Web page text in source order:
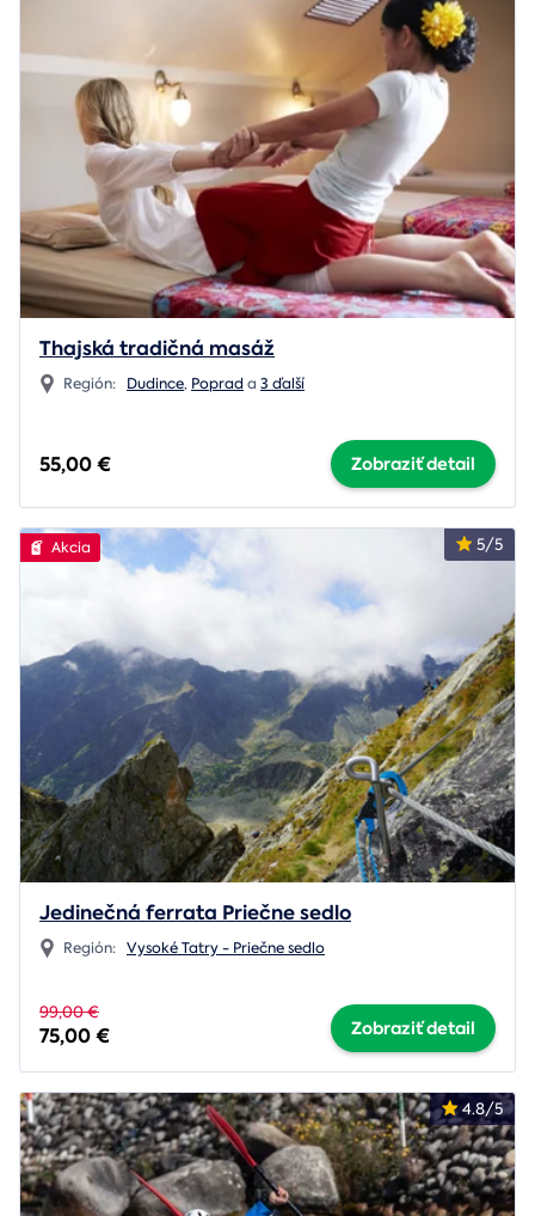
Thajská tradičná masáž
Región: Dudince, Poprada 3 ďalší
55,00 € Zobraziť detail
5/5
Akcia
Jedinečná ferrata Priečne sedlo
Región: Vysoké Tatry - Priečne sedlo
99,00 €
75,00 € Zobraziť detail
4.8/5